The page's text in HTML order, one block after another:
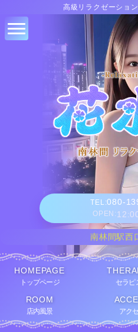
高級リラクゼーショ
TEL:080-
OPEN:
南林間駅西
トップページ
HOMEPAGE
セラピ
店内風景
ROOM
アク